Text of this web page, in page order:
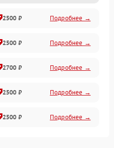
2500 ₽ Подробнее →
2500 ₽ Подробнее →
2700 ₽ Подробнее →
2500 ₽ Подробнее →
2500 ₽ Подробнее →